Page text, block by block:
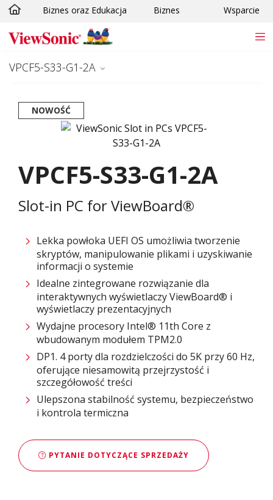
Skip to main content
Biznes oraz Edukacja Biznes Wsparcie
VPCF5-S33-G1-2A
NOWOŚĆ
VPCF5-S33-G1-2A
Slot-in PC for ViewBoard®
Lekka powłoka UEFI OS umożliwia tworzenie
skryptów, manipulowanie plikami i uzyskiwanie
informacji o systemie
Idealne zintegrowane rozwiązanie dla
interaktywnych wyświetlaczy ViewBoard® i
wyświetlaczy prezentacyjnych
Wydajne procesory Intel® 11th Core z
wbudowanym modułem TPM2.0
DP1. 4 porty dla rozdzielczości do 5K przy 60 Hz,
oferujące niesamowitą przejrzystość i
szczegółowość treści
Ulepszona stabilność systemu, bezpieczeństwo
i kontrola termiczna
PYTANIE DOTYCZĄCE SPRZEDAŻY